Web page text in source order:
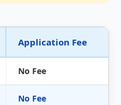
Application Fee
No Fee
No Fee